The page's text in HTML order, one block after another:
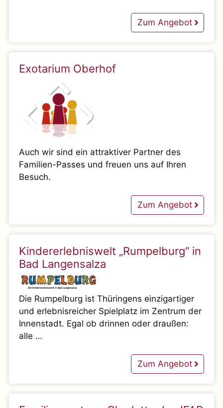
Zum Angebot
Exotarium Oberhof
Auch wir sind ein attraktiver Partner des
Familien-Passes und freuen uns auf Ihren
Besuch.
Zum Angebot
Kindererlebniswelt „Rumpelburg“ in
Bad Langensalza
Die Rumpelburg ist Thüringens einzigartiger
und erlebnisreicher Spielplatz im Zentrum der
Innenstadt. Egal ob drinnen oder draußen:
alle …
Zum Angebot